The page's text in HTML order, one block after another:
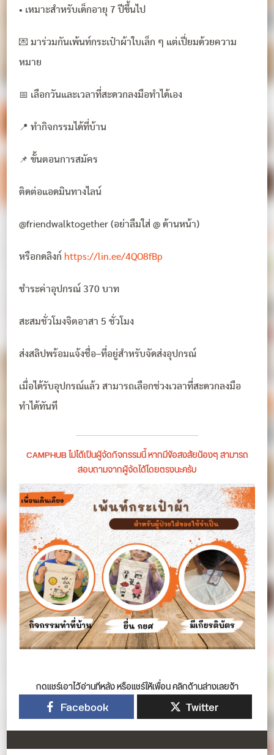
• เหมาะสำหรับเด็กอายุ 7 ปีขึ้นไป
💌 มาร่วมกันเพ้นท์กระเป๋าผ้าใบเล็ก ๆ แต่เปี่ยมด้วยความ
หมาย
📅 เลือกวันและเวลาที่สะดวกลงมือทำได้เอง
📍 ทำกิจกรรมได้ที่บ้าน
📌 ขั้นตอนการสมัคร
ติดต่อแอดมินทางไลน์
@friendwalktogether (อย่าลืมใส่ @ ด้านหน้า)
หรือกดลิงก์ https://lin.ee/4QO8fBp
ชำระค่าอุปกรณ์ 370 บาท
สะสมชั่วโมงจิตอาสา 5 ชั่วโมง
ส่งสลิปพร้อมแจ้งชื่อ–ที่อยู่สำหรับจัดส่งอุปกรณ์
เมื่อได้รับอุปกรณ์แล้ว สามารถเลือกช่วงเวลาที่สะดวกลงมือ
ทำได้ทันที
CAMPHUB ไม่ได้เป็นผู้จัดกิจกรรมนี้ หากมีข้อสงสัยน้องๆ สามารถ
สอบถามจากผู้จัดได้โดยตรงนะครับ
กดแชร์เอาไว้อ่านทีหลัง หรือแชร์ให้เพื่อน คลิกด้านล่างเลยจ้า
Facebook Twitter